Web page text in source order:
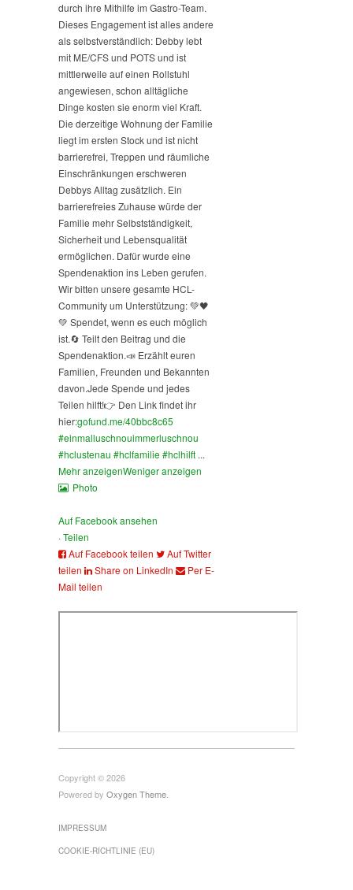
durch ihre Mithilfe im Gastro-Team.
Dieses Engagement ist alles andere
als selbstverständlich: Debby lebt
mit ME/CFS und POTS und ist
mittlerweile auf einen Rollstuhl
angewiesen, schon alltägliche
Dinge kosten sie enorm viel Kraft.
Die derzeitige Wohnung der Familie
liegt im ersten Stock und ist nicht
barrierefrei, Treppen und räumliche
Einschränkungen erschweren
Debbys Alltag zusätzlich. Ein
barrierefreies Zuhause würde der
Familie mehr Selbstständigkeit,
Sicherheit und Lebensqualität
ermöglichen. Dafür wurde eine
Spendenaktion ins Leben gerufen.
Wir bitten unsere gesamte HCL-
Community um Unterstützung: 💚🖤
💚 Spendet, wenn es euch möglich
ist.🔄 Teilt den Beitrag und die
Spendenaktion.📣 Erzählt euren
Familien, Freunden und Bekannten
davon.Jede Spende und jedes
Teilen hilft!👉 Den Link findet ihr
hier:gofund.me/40bbc8c65
#einmalluschnouimmerluschnou
#hclustenau #hclfamilie#hclhilft ...
Mehr anzeigenWeniger anzeigen
Photo
Auf Facebook ansehen
·Teilen
Auf Facebook teilen
Auf Twitter
teilen
Share on LinkedIn
Per E-
Mail teilen
Copyright © 2026
Powered by Oxygen Theme
IMPRESSUM
COOKIE-RICHTLINIE (EU)